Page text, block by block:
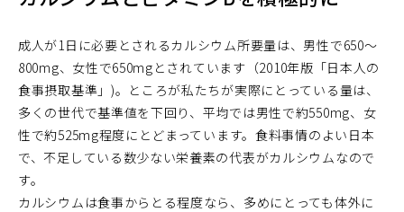
成人が1日に必要とされるカルシウム所要量は、男性で650～
800mg、女性で650mgとされています（2010年版「日本人の
食事摂取基準」)。ところが私たちが実際にとっている量は、
多くの世代で基準値を下回り、平均では男性で約550mg、女
性で約525mg程度にとどまっています。食料事情のよい日本
で、不足している数少ない栄養素の代表がカルシウムなので
す。
カルシウムは食事からとる程度なら、多めにとっても体外に